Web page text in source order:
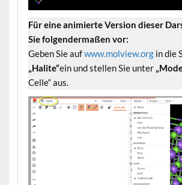
Für eine animierte Version dieser
Sie folgendermaßen vor:
Geben Sie aufwww.molview.orgin die
„Halite“ein und stellen Sie unter
Celle“ aus.